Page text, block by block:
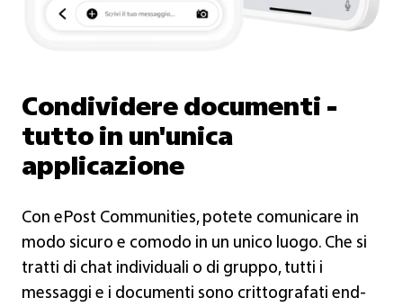
Condividere documenti -
tutto in un'unica
applicazione
Con ePost Communities, potete comunicare in
modo sicuro e comodo in un unico luogo. Che si
tratti di chat individuali o di gruppo, tutti i
messaggi e i documenti sono crittografati end-